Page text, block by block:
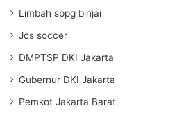
Limbah sppg binjai
Jcs soccer
DMPTSP DKI Jakarta
Gubernur DKI Jakarta
Pemkot Jakarta Barat